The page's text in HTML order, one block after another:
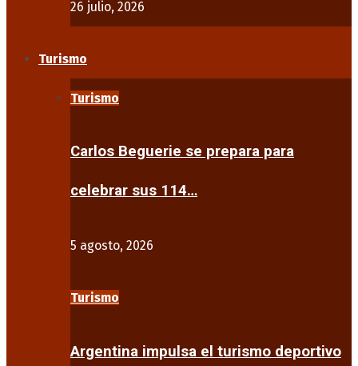
26 julio, 2026
Turismo
Turismo
Carlos Beguerie se prepara para
celebrar sus 114…
5 agosto, 2026
Turismo
Argentina impulsa el turismo deportivo